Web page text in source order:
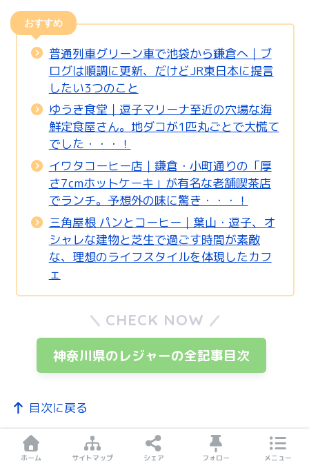
おすすめ
普通列車グリーン車で池袋から鎌倉へ｜ブ
ログは順調に更新、だけどJR東日本に提言
したい3つのこと
ゆうき食堂｜逗子マリーナ至近の穴場な海
鮮定食屋さん。地ダコが1匹丸ごとで大慌て
でした・・・！
イワタコーヒー店｜鎌倉・小町通りの「厚
さ7cmホットケーキ」が有名な老舗喫茶店
でランチ。予想外の味に驚き・・・！
三角屋根 パンとコーヒー｜葉山・逗子、オ
シャレな建物と芝生で過ごす時間が素敵
な、理想のライフスタイルを体現したカフ
ェ
CHECK NOW
神奈川県のレジャーの全記事目次
目次に戻る
Sponsored Links
ホーム
サイトマップ シェア フォロー メニュー